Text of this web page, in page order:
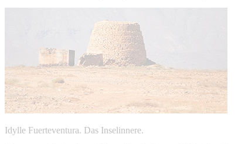
Idylle Fuerteventura. Das Inselinnere.